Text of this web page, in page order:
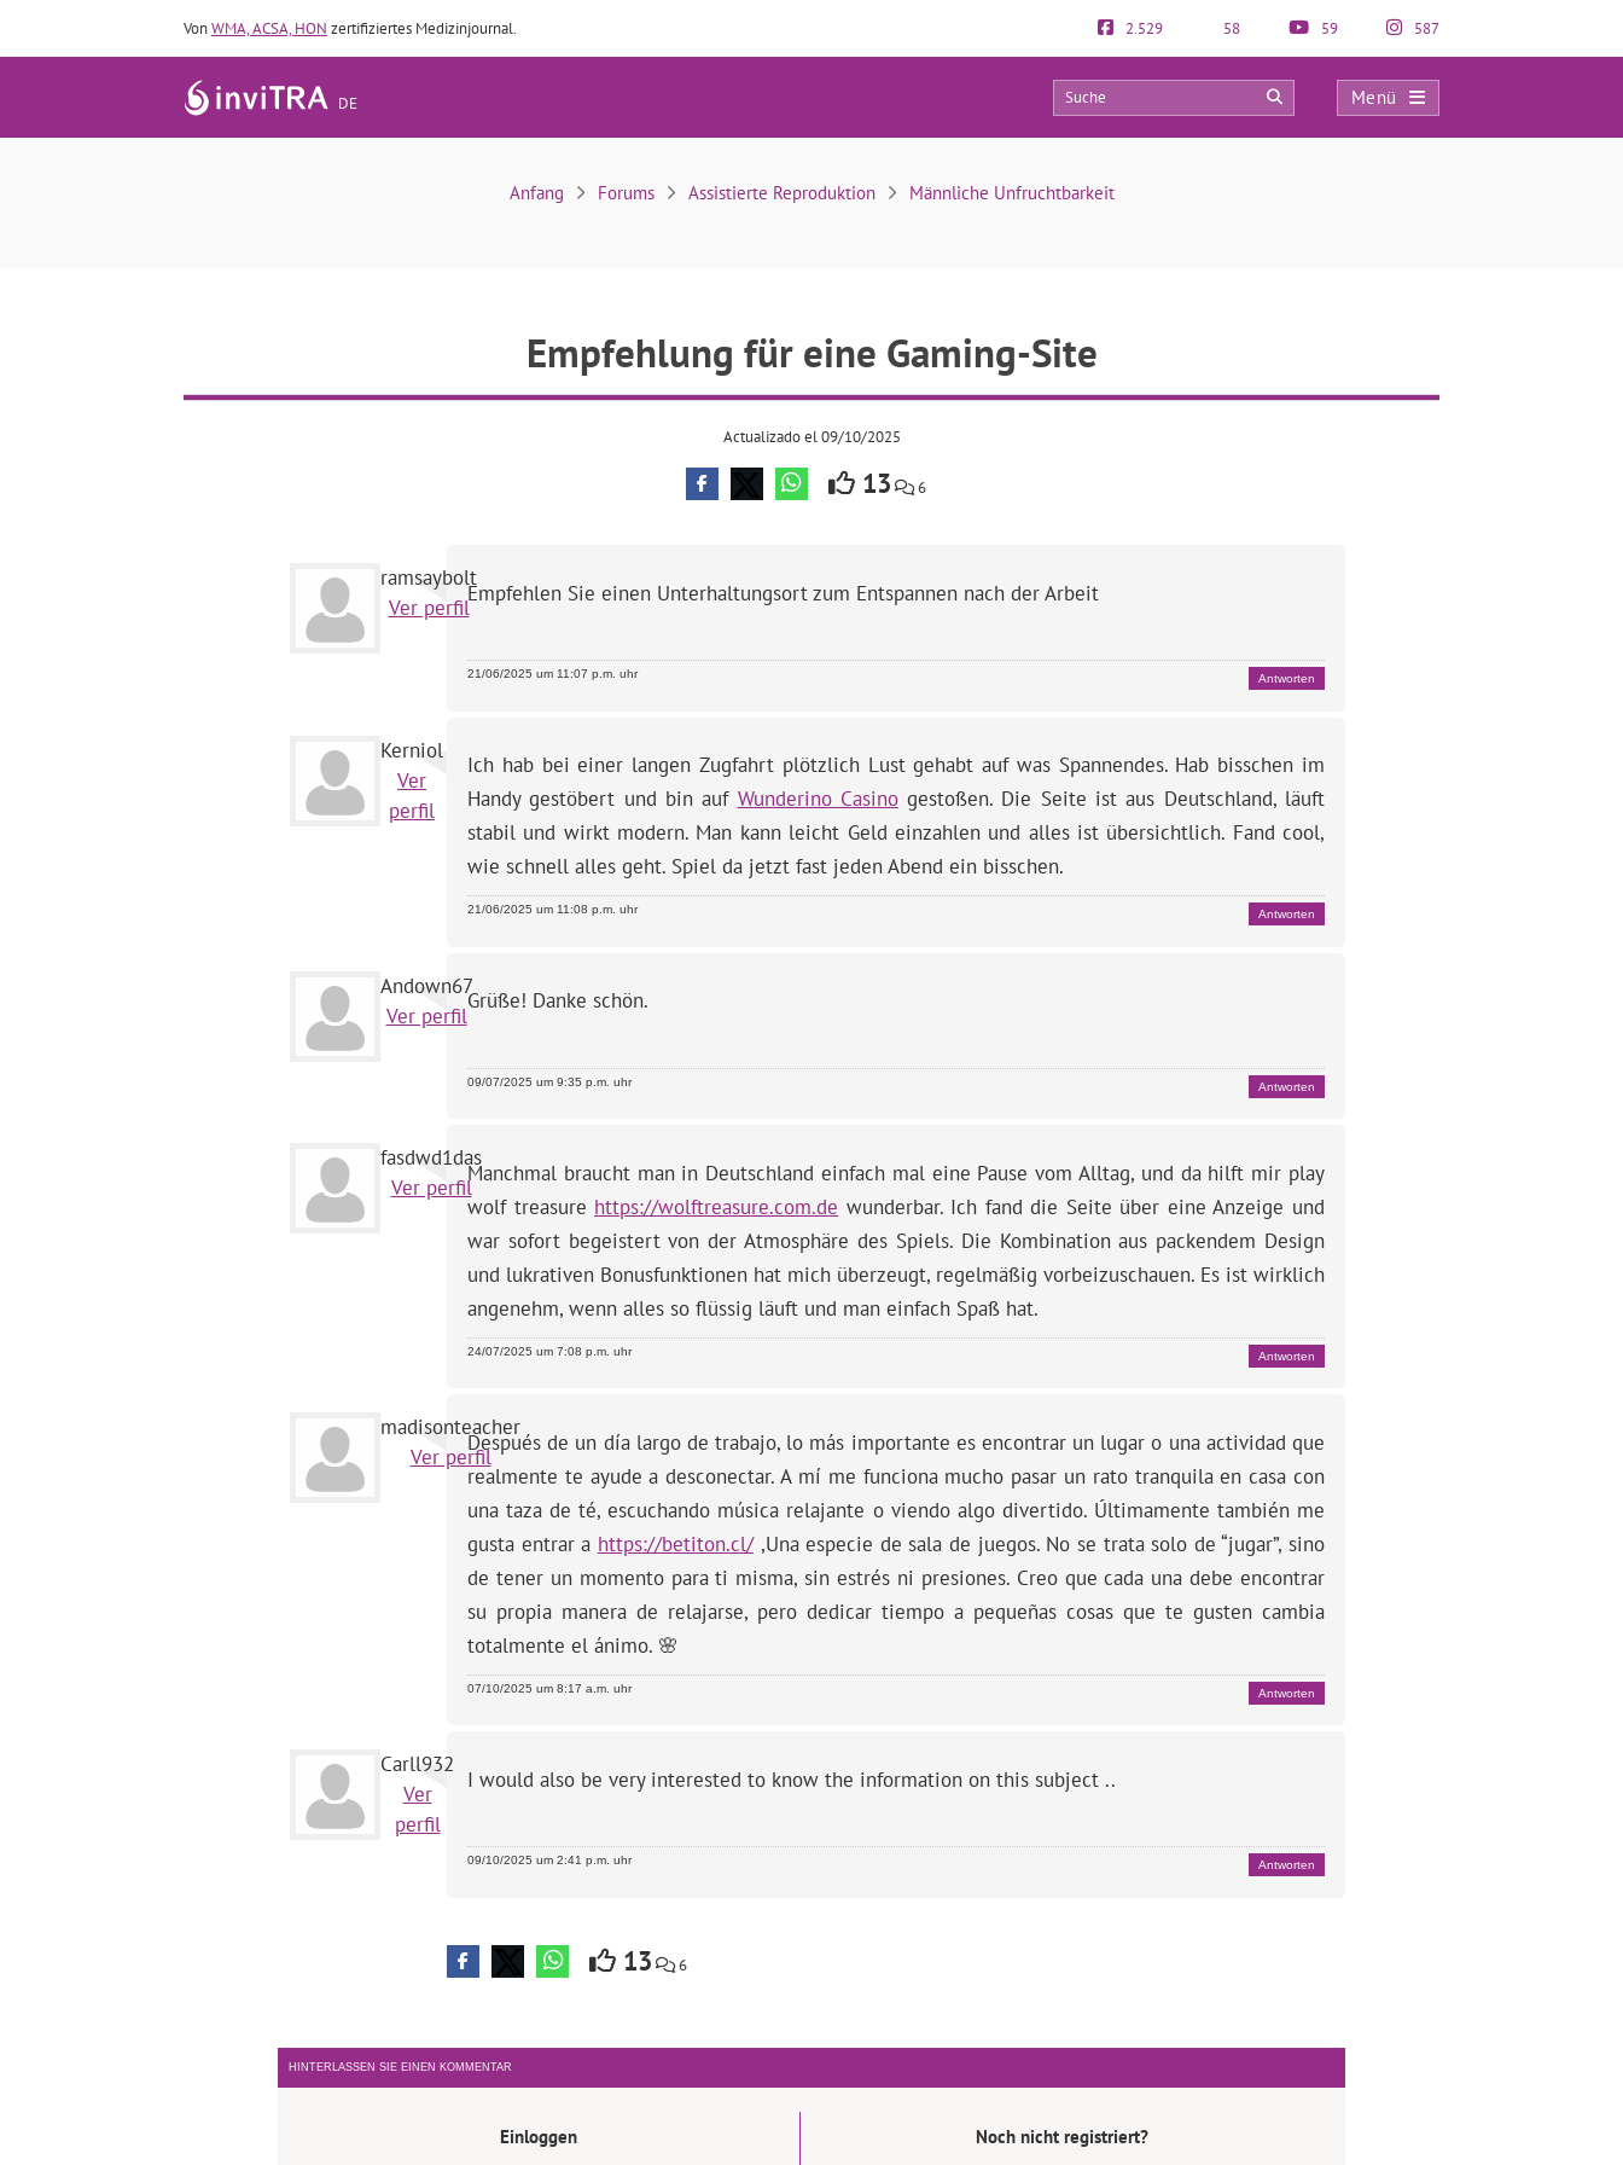
VonWMA, ACSA, HON zertifiziertes Medizinjournal. 2.529 58 59 587
DE
Menü
Empfehlung für eine Gaming-Site
7 0
Anfang Forums Assistierte Reproduktion Männliche Unfruchtbarkeit
Empfehlung für eine Gaming-Site
Actualizado el 09/10/2025
13 6
ramsaybolt
Ver perfil
Empfehlen Sie einen Unterhaltungsort zum Entspannen nach der Arbeit
21/06/2025 um 11:07 p.m. uhr Antworten
Kerniol
Ver
perfil
Ich hab bei einer langen Zugfahrt plötzlich Lust gehabt auf was Spannendes. Hab bisschen im
Handy gestöbert und bin auf Wunderino Casinogestoßen. Die Seite ist aus Deutschland, läuft
stabil und wirkt modern. Man kann leicht Geld einzahlen und alles ist übersichtlich. Fand cool,
wie schnell alles geht. Spiel da jetzt fast jeden Abend ein bisschen.
21/06/2025 um 11:08 p.m. uhr Antworten
Andown67
Ver perfil
Grüße! Danke schön.
09/07/2025 um 9:35 p.m. uhr Antworten
fasdwd1das
Ver perfil
Manchmal braucht man in Deutschland einfach mal eine Pause vom Alltag, und da hilft mir play
wolf treasure https://wolftreasure.com.de wunderbar. Ich fand die Seite über eine Anzeige und
war sofort begeistert von der Atmosphäre des Spiels. Die Kombination aus packendem Design
und lukrativen Bonusfunktionen hat mich überzeugt, regelmäßig vorbeizuschauen. Es ist wirklich
angenehm, wenn alles so flüssig läuft und man einfach Spaß hat.
24/07/2025 um 7:08 p.m. uhr Antworten
madisonteacher
Ver perfil
Después de un día largo de trabajo, lo más importante es encontrar un lugar o una actividad que
realmente te ayude a desconectar. A mí me funciona mucho pasar un rato tranquila en casa con
una taza de té, escuchando música relajante o viendo algo divertido. Últimamente también me
gusta entrar a https://betiton.cl/,Una especie de sala de juegos. No se trata solo de “jugar”, sino
de tener un momento para ti misma, sin estrés ni presiones. Creo que cada una debe encontrar
su propia manera de relajarse, pero dedicar tiempo a pequeñas cosas que te gusten cambia
totalmente el ánimo. 🌸
07/10/2025 um 8:17 a.m. uhr Antworten
Carll932
Ver
perfil
I would also be very interested to know the information on this subject ..
09/10/2025 um 2:41 p.m. uhr Antworten
13 6
HINTERLASSEN SIE EINEN KOMMENTAR
Einloggen Noch nicht registriert?